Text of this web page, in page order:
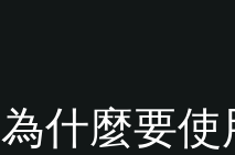
為什麼要